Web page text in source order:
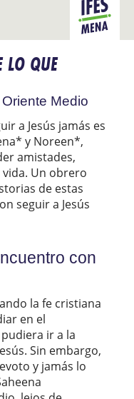
MENA
LO QUE
Medio
a Jesús jamás es
y Noreen*,
amistades,
Un obrero
de estas
seguir a Jesús
con
la fe cristiana
en el
ir a la
Sin embargo,
y jamás lo